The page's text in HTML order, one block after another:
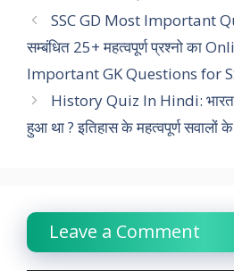
e
b
o
o
k
t
s
A
p
p
t
t
e
r
k
e
d
I
n
e
g
r
a
m
SSC GD Most Important
सम्बंधित 25+ महत्वपूर्ण प्रश्नो का
Important GK Questions for
History Quiz In Hindi:
हुआ था ? इतिहास के महत्वपूर्ण सवालों
Leave a Comment